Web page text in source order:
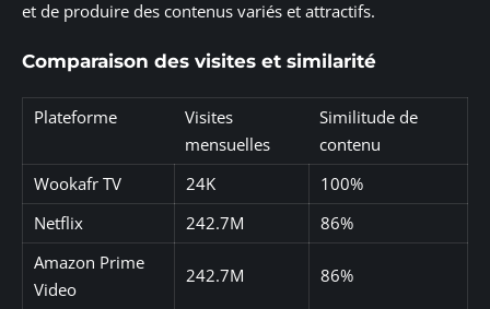
et de produire des contenus variés et attractifs.
Comparaison des visites et similarité
Plateforme
Visites
mensuelles
Similitude de
contenu
Wookafr TV
24K
100%
Netflix
242.7M
86%
Amazon Prime
Video
242.7M 86%